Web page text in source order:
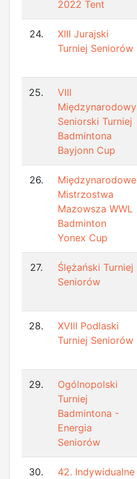
2022 Tent
24.
XIII Jurajski
Turniej Seniorów
25.
VIII
Międzynarodowy
Seniorski Turniej
Badmintona
Bayjonn Cup
26.
Międzynarodowe
Mistrzostwa
Mazowsza WWL
Badminton
Yonex Cup
27.
Ślężański Turniej
Seniorów
28.
XVIII Podlaski
Turniej Seniorów
29.
Ogólnopolski
Turniej
Badmintona -
Energia
Seniorów
30.
42. Indywidualne